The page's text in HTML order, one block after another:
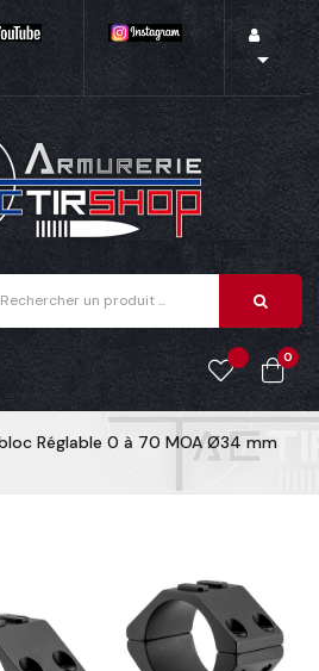

0
Réglable 0 à 70 MOA Ø34 mm